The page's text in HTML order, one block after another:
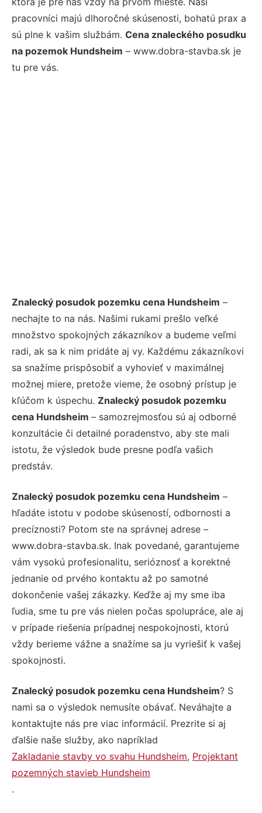
pracovníci majú dlhoročné skúsenosti, bohatú prax a
sú plne k vašim službám. Cena znaleckého posudku
na pozemok Hundsheim – www.dobra-stavba.sk je
tu pre vás.
Znalecký posudok pozemku cena Hundsheim –
nechajte to na nás. Našimi rukami prešlo veľké
množstvo spokojných zákazníkov a budeme veľmi
radi, ak sa k nim pridáte aj vy. Každému zákazníkovi
sa snažíme prispôsobiť a vyhovieť v maximálnej
možnej miere, pretože vieme, že osobný prístup je
kľúčom k úspechu. Znalecký posudok pozemku
cena Hundsheim – samozrejmosťou sú aj odborné
konzultácie či detailné poradenstvo, aby ste mali
istotu, že výsledok bude presne podľa vašich
predstáv.
Znalecký posudok pozemku cena Hundsheim –
hľadáte istotu v podobe skúseností, odbornosti a
precíznosti? Potom ste na správnej adrese –
www.dobra-stavba.sk. Inak povedané, garantujeme
vám vysokú profesionalitu, serióznosť a korektné
jednanie od prvého kontaktu až po samotné
dokončenie vašej zákazky. Keďže aj my sme iba
ľudia, sme tu pre vás nielen počas spolupráce, ale aj
v prípade riešenia prípadnej nespokojnosti, ktorú
vždy berieme vážne a snažíme sa ju vyriešiť k vašej
spokojnosti.
Znalecký posudok pozemku cena Hundsheim? S
nami sa o výsledok nemusíte obávať. Neváhajte a
kontaktujte nás pre viac informácií. Prezrite si aj
ďalšie naše služby, ako napríklad
Zakladanie stavby vo svahu Hundsheim, Projektant
pozemných stavieb Hundsheim
.